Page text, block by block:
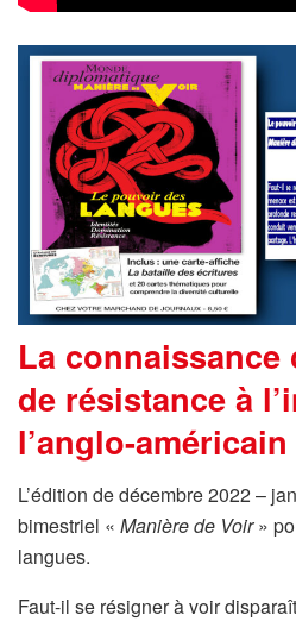
La connaissance
de résistance à
l’anglo-américain
L’édition de décembre 2022 –
bimestriel « Manière de Voir»
langues.
Faut-il se résigner à voir